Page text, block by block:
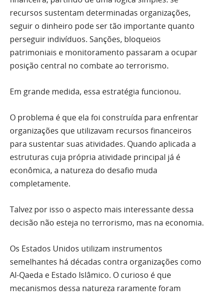
recursos sustentam determinadas organizações,
seguir o dinheiro pode ser tão importante quanto
perseguir indivíduos. Sanções, bloqueios
patrimoniais e monitoramento passaram a ocupar
posição central no combate ao terrorismo.
Em grande medida, essa estratégia funcionou.
O problema é que ela foi construída para enfrentar
organizações que utilizavam recursos financeiros
para sustentar suas atividades. Quando aplicada a
estruturas cuja própria atividade principal já é
econômica, a natureza do desafio muda
completamente.
Talvez por isso o aspecto mais interessante dessa
decisão não esteja no terrorismo, mas na economia.
Os Estados Unidos utilizam instrumentos
semelhantes há décadas contra organizações como
Al-Qaeda e Estado Islâmico. O curioso é que
mecanismos dessa natureza raramente foram